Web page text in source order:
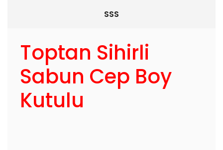
SSS
Toptan Sihirli
Sabun Cep Boy
Kutulu